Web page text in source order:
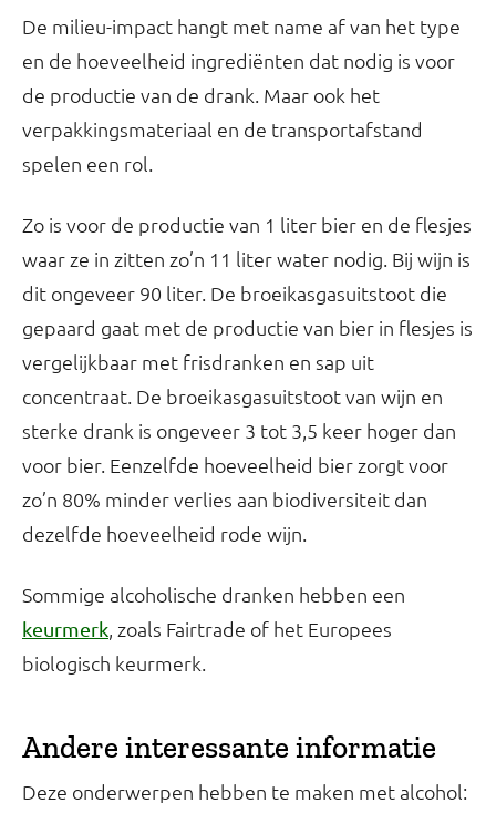
De milieu-impact hangt met name af van het type
en de hoeveelheid ingrediënten dat nodig is voor
de productie van de drank. Maar ook het
verpakkingsmateriaal en de transportafstand
spelen een rol.
Zo is voor de productie van 1 liter bier en de flesjes
waar ze in zitten zo’n 11 liter water nodig. Bij wijn is
dit ongeveer 90 liter. De broeikasgasuitstoot die
gepaard gaat met de productie van bier in flesjes is
vergelijkbaar met frisdranken en sap uit
concentraat. De broeikasgasuitstoot van wijn en
sterke drank is ongeveer 3 tot 3,5 keer hoger dan
voor bier. Eenzelfde hoeveelheid bier zorgt voor
zo’n 80% minder verlies aan biodiversiteit dan
dezelfde hoeveelheid rode wijn.
Sommige alcoholische dranken hebben een
keurmerk, zoals Fairtrade of het Europees
biologisch keurmerk.
Andere interessante informatie
Deze onderwerpen hebben te maken met alcohol: